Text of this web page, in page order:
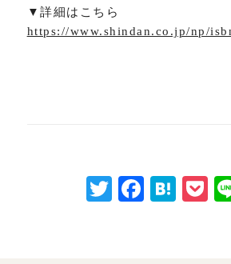
▼詳細はこちら
https://www.shindan.co.jp/np/
Twitter